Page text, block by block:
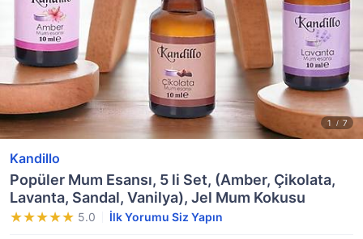
Kandillo
Popüler Mum Esansı, 5 li Set, (Amber, Çikolata,
Lavanta, Sandal, Vanilya), Jel Mum Kokusu
5.0 İlk Yorumu Siz Yapın